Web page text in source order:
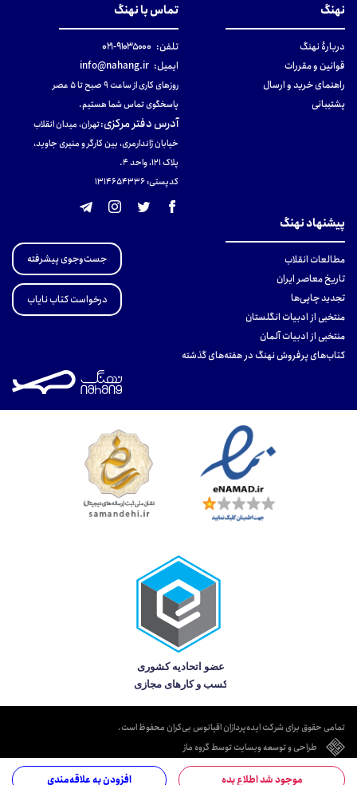
موجود شد اطلاع بده افزودن به علاقه‌مندی
نهنگ
دربارهٔ نهنگ
قوانین و مقررات
راهنمای خرید و ارسال
پشتیبانی
تماس با نهنگ
تلفن: ۹۱۰۳۵۰۰۰-۰۲۱
ایمیل: info@nahang.ir
روزهای کاری از ساعت ۹ صبح تا ۵ عصر
پاسخگوی تماس شما هستیم.
آدرس دفتر مرکزی:تهران، میدان انقلاب
خیابان ژاندارمری، بین کارگر و منیری جاوید،
پلاک 121، واحد ۴.
کدپستی: 131465433۶
پیشنهاد نهنگ
مطالعات انقلاب
تاریخ معاصر ایران
تجدید چاپی‌ها
منتخبی از ادبیات انگلستان
منتخبی از ادبیات آلمان
کتاب‌های پرفروش نهنگ در هفته‌های گذشته
جست‌وجوی پیشرفته
درخواست کتاب نایاب
تمامی حقوق برای شرکت ایده‌پردازان اقیانوس بی‌کران محفوظ است.
طراحی و توسعه وبسایت توسط گروه ماز